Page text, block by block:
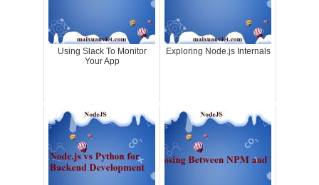
Using Slack To Monitor
Your App
Exploring Node.js Internals